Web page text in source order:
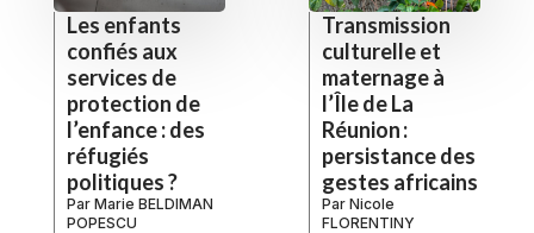
Les enfants
confiés aux
services de
protection de
l’enfance : des
réfugiés
politiques ?
Par Marie BELDIMAN
POPESCU
Transmission
culturelle et
maternage à
l’Île de La
Réunion :
persistance des
gestes africains
Par Nicole
FLORENTINY